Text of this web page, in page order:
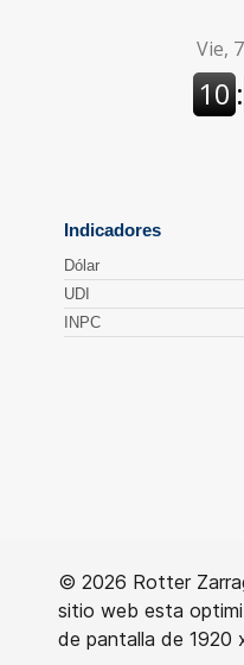
© 2026 Rotter
sitio web esta
de pantalla de 1920